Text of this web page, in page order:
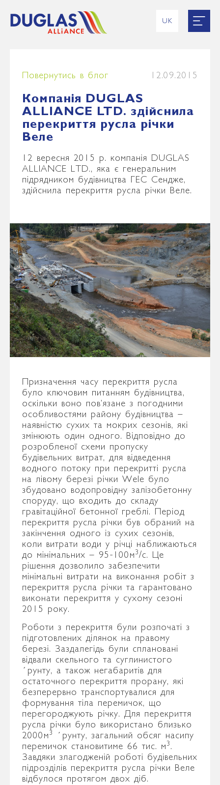
UK
Повернутись в блог 12.09.2015
Компанія DUGLAS
ALLIANCE LTD. здійснила
перекриття русла річки
Веле
12 вересня 2015 р. компанія DUGLAS
ALLIANCE LTD., яка є генеральним
підрядником будівництва ГЕС Сендже,
здійснила перекриття русла річки Веле.
Призначення часу перекриття русла
було ключовим питанням будівництва,
оскільки воно пов’язане з погодними
особливостями району будівництва –
наявністю сухих та мокрих сезонів, які
змінюють один одного. Відповідно до
розробленої схеми пропуску
будівельних витрат, для відведення
водного потоку при перекритті русла
на лівому березі річки Wele було
збудовано водопровідну залізобетонну
споруду, що входить до складу
гравітаційної бетонної греблі. Період
перекриття русла річки був обраний на
закінчення одного із сухих сезонів,
коли витрати води у річці наближаються
до мінімальних – 95-100м3/с. Це
рішення дозволило забезпечити
мінімальні витрати на виконання робіт з
перекриття русла річки та гарантовано
виконати перекриття у сухому сезоні
2015 року.
Роботи з перекриття були розпочаті з
підготовлених ділянок на правому
березі. Заздалегідь були сплановані
відвали скельного та суглинистого
ґрунту, а також негабаритів для
остаточного перекриття прорану, які
безперервно транспортувалися для
формування тіла перемичок, що
перегороджують річку. Для перекриття
русла річки було використано близько
2000м3
ґрунту, загальний обсяг насипу
перемичок становитиме 66 тис. м3.
Завдяки злагодженій роботі будівельних
підрозділів перекриття русла річки Веле
відбулося протягом двох діб.